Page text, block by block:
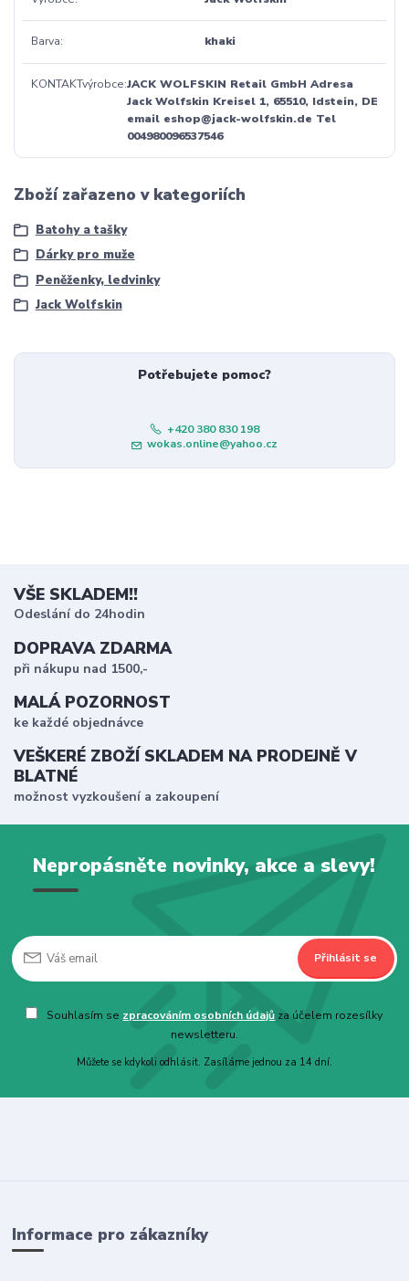
Barva khaki
KONTAKTvýrobce JACK WOLFSKIN Retail GmbH Adresa
Jack Wolfskin Kreisel 1, 65510, Idstein, DE
email eshop@jack-wolfskin.de Tel
004980096537546
Zboží zařazeno v kategoriích
Batohy a tašky
Dárky pro muže
Peněženky, ledvinky
Jack Wolfskin
Potřebujete pomoc?
+420 380 830 198
wokas.online@yahoo.cz
VŠE SKLADEM!!
Odeslání do 24hodin
DOPRAVA ZDARMA
při nákupu nad 1500,-
MALÁ POZORNOST
ke každé objednávce
VEŠKERÉ ZBOŽÍ SKLADEM NA PRODEJNĚ V
BLATNÉ
možnost vyzkoušení a zakoupení
Nepropásněte novinky, akce a slevy!
Přihlásit se
Souhlasím se zpracováním osobních údajů za účelem rozesílky
newsletteru.
Můžete se kdykoli odhlásit. Zasíláme jednou za 14 dní.
Informace pro zákazníky